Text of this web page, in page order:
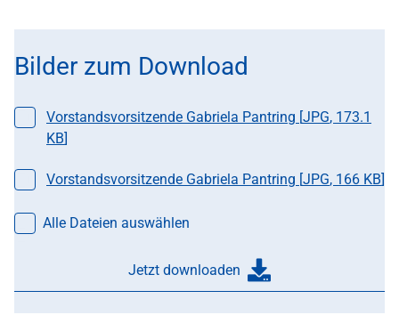
Bilder zum Download
Datei auswählen
Vorstandsvorsitzende Gabriela Pantring [JPG, 173.1
KB]
Datei auswählen
Vorstandsvorsitzende Gabriela Pantring [JPG, 166 KB]
Alle Dateien auswählen
Jetzt downloaden